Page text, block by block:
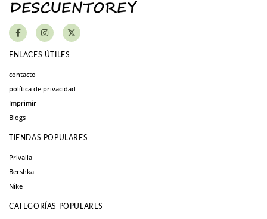
ENLACES ÚTILES
contacto
política de privacidad
Imprimir
Blogs
TIENDAS POPULARES
Privalia
Bershka
Nike
CATEGORÍAS POPULARES